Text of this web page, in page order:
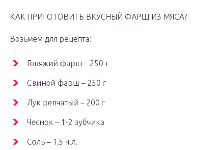
КАК ПРИГОТОВИТЬ ВКУСНЫЙ ФАРШ ИЗ МЯСА?
Возьмем для рецепта:
Говяжий фарш – 250 г
Свиной фарш – 250 г
Лук репчатый – 200 г
Чеснок – 1-2 зубчика
Соль – 1,5 ч.л.